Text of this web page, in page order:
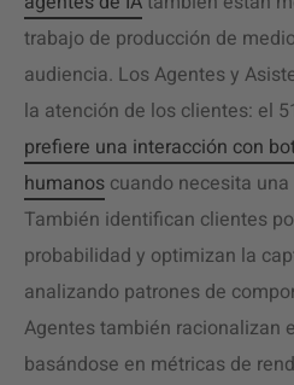
trabajo de producción de
audiencia. Los Agentes y
la atención de los clientes: el
prefiere una interacción con
humanos cuando necesita
También identifican clientes
probabilidad y optimizan la
analizando patrones de
Agentes también racionalizan
basándose en métricas de